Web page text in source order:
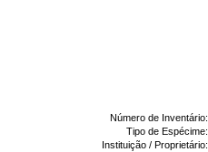
Número de Inventário:
Tipo de Espécime:
Instituição / Proprietário: